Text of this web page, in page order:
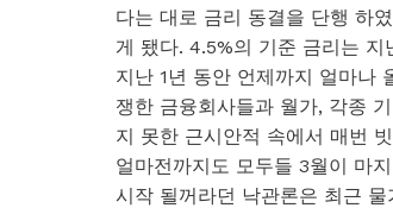
다는 대로 금리 동결을 단행 하
게 됐다. 4.5%의 기준 금리는
지난 1년 동안 언제까지 얼마나
쟁한 금융회사들과 월가, 각종
지 못한 근시안적 속에서 매번
얼마전까지도 모두들 3월이 마
시작 될꺼라던 낙관론은 최근